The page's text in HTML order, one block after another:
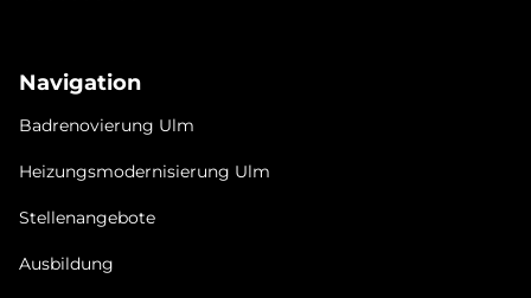
Navigation
Badrenovierung Ulm
Heizungsmodernisierung Ulm
Stellenangebote
Ausbildung